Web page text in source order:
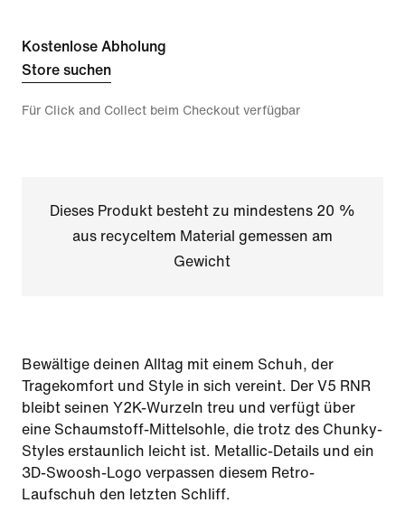
Kostenlose Abholung
Store suchen
Für Click and Collect beim Checkout verfügbar
Dieses Produkt besteht zu mindestens 20 %
aus recyceltem Material gemessen am
Gewicht
Bewältige deinen Alltag mit einem Schuh, der
Tragekomfort und Style in sich vereint. Der V5 RNR
bleibt seinen Y2K-Wurzeln treu und verfügt über
eine Schaumstoff-Mittelsohle, die trotz des Chunky-
Styles erstaunlich leicht ist. Metallic-Details und ein
3D-Swoosh-Logo verpassen diesem Retro-
Laufschuh den letzten Schliff.